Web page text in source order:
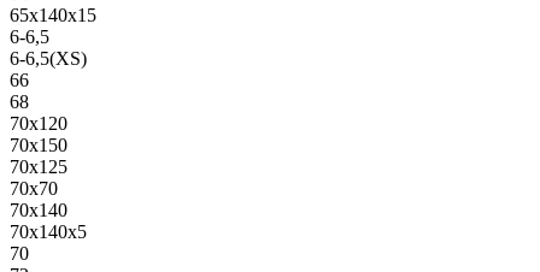
65х140х15
6-6,5
6-6,5(XS)
66
68
70х120
70х150
70х125
70х70
70х140
70х140х5
70